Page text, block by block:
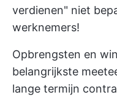
verdienen" niet
werknemers!
Opbrengsten en
belangrijkste
lange termijn